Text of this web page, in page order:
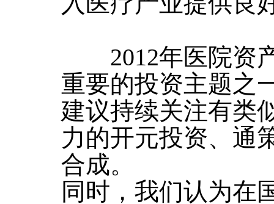
2012年医院资产
重要的投资主题之
建议持续关注有类
力的开元投资、通
合成。
同时，我们认为在